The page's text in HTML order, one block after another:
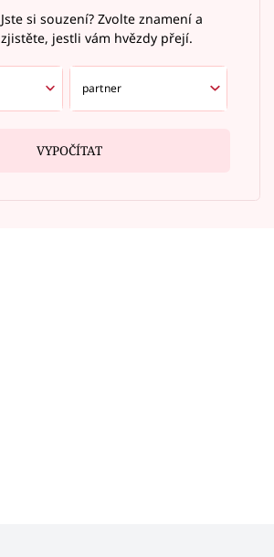
Jste si souzení? Zvolte znamení a
zjistěte, jestli vám hvězdy přejí.
VYPOČÍTAT